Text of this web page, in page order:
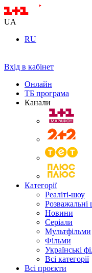
UA
RU
Вхід в кабінет
Онлайн
ТБ програма
Канали
Категорії
Реаліті-шоу
Розважальні
Новини
Серіали
Мультфільми
Фільми
Українські
Всі категорії
Всі проєкти